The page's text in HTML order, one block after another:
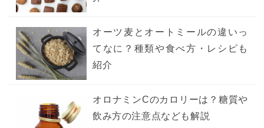
オーツ麦とオートミールの違いっ
てなに？種類や食べ方・レシピも
紹介
オロナミンCのカロリーは？糖質や
飲み方の注意点なども解説